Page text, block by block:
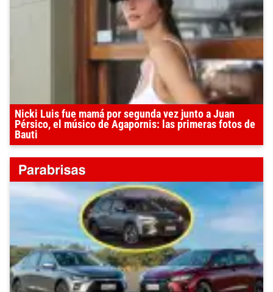
Nicki Luis fue mamá por segunda vez junto a Juan
Pérsico, el músico de Agapornis: las primeras fotos de
Bauti